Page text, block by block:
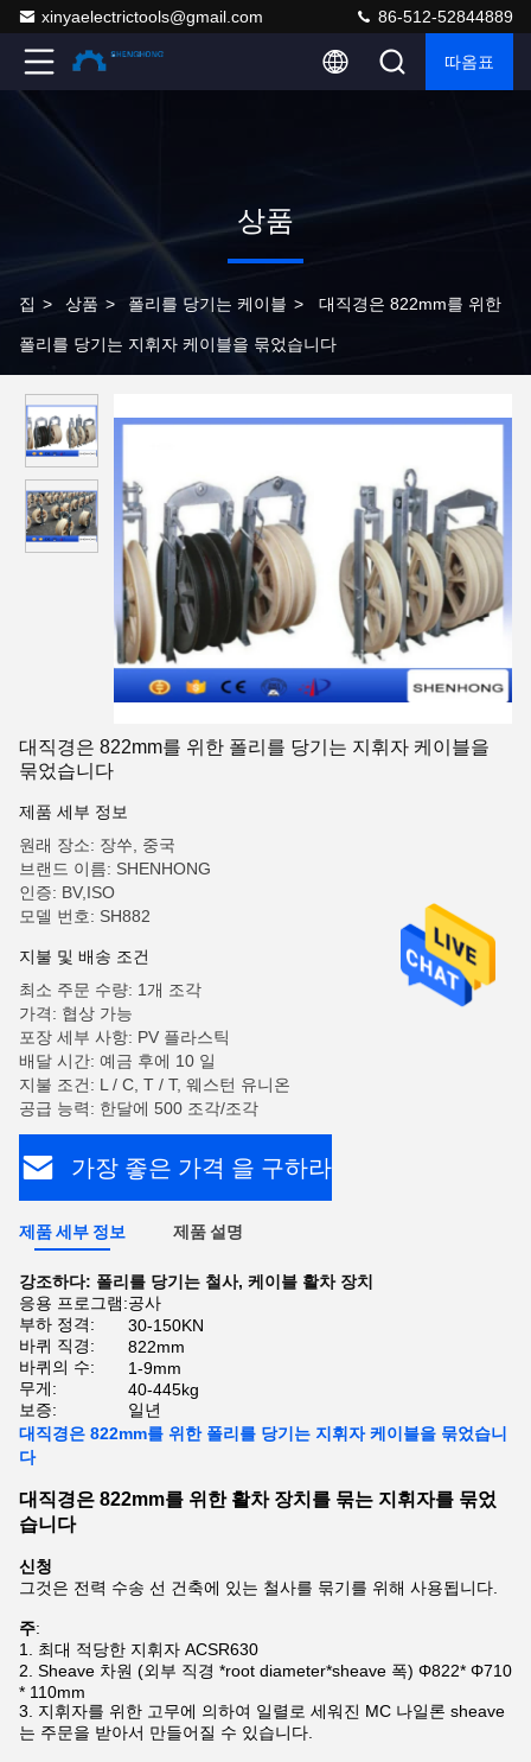
xinyaelectrictools@gmail.com 86-512-52844889
따옴표
상품
집 > 상품 > 폴리를 당기는 케이블 > 대직경은 822mm를 위한
폴리를 당기는 지휘자 케이블을 묶었습니다
대직경은 822mm를 위한 폴리를 당기는 지휘자 케이블을
묶었습니다
제품 세부 정보
원래 장소: 장쑤, 중국
브랜드 이름: SHENHONG
인증: BV,ISO
모델 번호: SH882
지불 및 배송 조건
최소 주문 수량: 1개 조각
가격: 협상 가능
포장 세부 사항: PV 플라스틱
배달 시간: 예금 후에 10 일
지불 조건: L / C, T / T, 웨스턴 유니온
공급 능력: 한달에 500 조각/조각
가장 좋은 가격 을 구하라
제품 세부 정보 제품 설명
강조하다: 폴리를 당기는 철사, 케이블 활차 장치
응용 프로그램:공사
부하 정격:
30-150KN
바퀴 직경:
822mm
바퀴의 수:
1-9mm
무게:
40-445kg
보증:
일년
대직경은 822mm를 위한 폴리를 당기는 지휘자 케이블을 묶었습니
다
대직경은 822mm를 위한 활차 장치를 묶는 지휘자를 묶었
습니다
신청
그것은 전력 수송 선 건축에 있는 철사를 묶기를 위해 사용됩니다.
주:
1. 최대 적당한 지휘자 ACSR630
2. Sheave 차원 (외부 직경 *root diameter*sheave 폭) Φ822* Φ710
* 110mm
3. 지휘자를 위한 고무에 의하여 일렬로 세워진 MC 나일론 sheave
는 주문을 받아서 만들어질 수 있습니다.